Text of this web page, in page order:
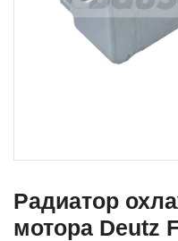
Радиатор
мотора Deutz